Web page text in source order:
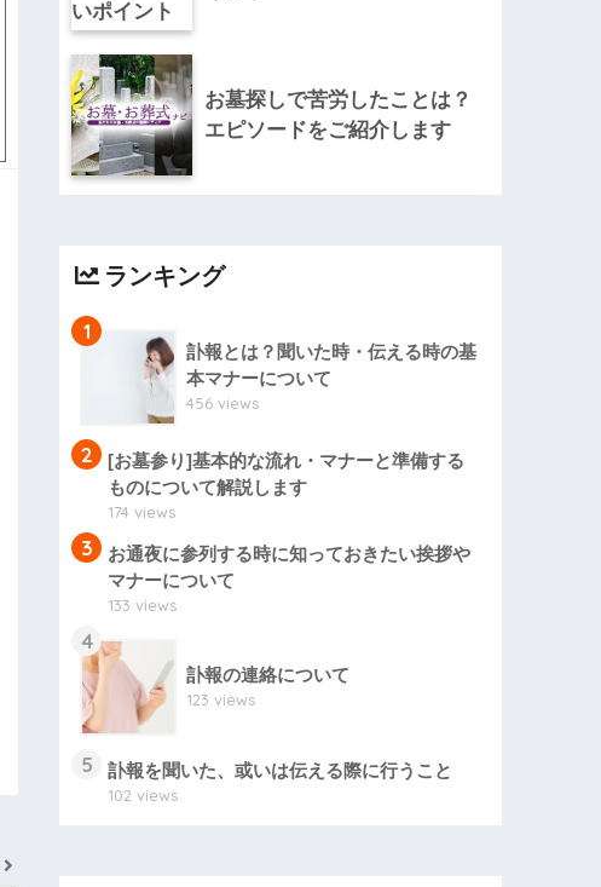
お墓探しで苦労したことは？
エピソードをご紹介します
ランキング
1
訃報とは？聞いた時・伝える時の基
本マナーについて
456 views
2
[お墓参り]基本的な流れ・マナーと準備する
ものについて解説します
174 views
3
お通夜に参列する時に知っておきたい挨拶や
マナーについて
133 views
4
訃報の連絡について
123 views
5 訃報を聞いた、或いは伝える際に行うこと
102 views